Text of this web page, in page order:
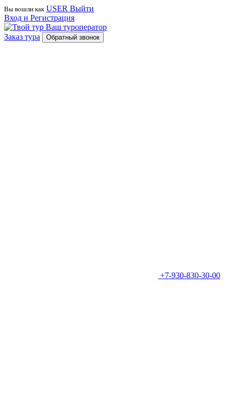
Вы вошли как USER Выйти
Вход и Регистрация
Ваш туроператор
Заказ тура
Обратный звонок
+7-930-830-30-00